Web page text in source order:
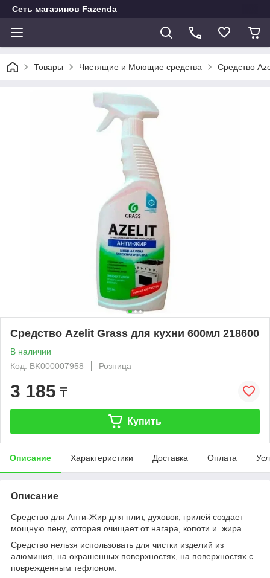
Сеть магазинов Fazenda
Товары Чистящие и Моющие средства Средство
Средство Azelit Grass для кухни 600мл 218600
В наличии
Код: BK000007958
Розница
3 185 ₸
Купить
Описание Характеристики Доставка Оплата
Описание
Средство для Анти-Жир для плит, духовок, грилей создает
мощную пену, которая очищает от нагара, копоти и жира.
Средство нельзя использовать для чистки изделий из
алюминия, на окрашенных поверхностях, на поверхностях с
поврежденным тефлоном.